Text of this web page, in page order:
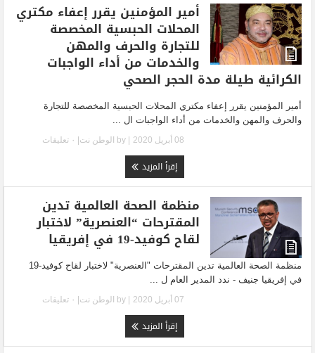
أمير المؤمنين يقرر إعفاء مكتري
المحلات الحبسية المخصصة
للتجارة والحرف والمهن
والخدمات من أداء الواجبات
الكرائية طيلة مدة الحجر الصحي
أمير المؤمنين يقرر إعفاء مكتري المحلات الحبسية المخصصة للتجارة
والحرف والمهن والخدمات من أداء الواجبات ال ...
08 أبريل 2020 | by الوطن نت
إقرأ المزيد
منظمة الصحة العالمية تدين
المقترحات “العنصرية” لاختبار
لقاح كوفيد-19 في إفريقيا
منظمة الصحة العالمية تدين المقترحات "العنصرية" لاختبار لقاح كوفيد-19
في إفريقيا جنيف - ندد المدير العام ل ...
07 أبريل 2020 | by الوطن نت
إقرأ المزيد